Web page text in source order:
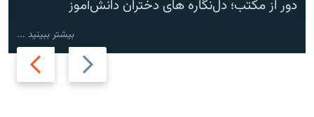
Previous
slide
Next
slide
دور از مکتب؛ دل‌نگاره های دختران دانش‌آموز
بیشتر ببینید ...